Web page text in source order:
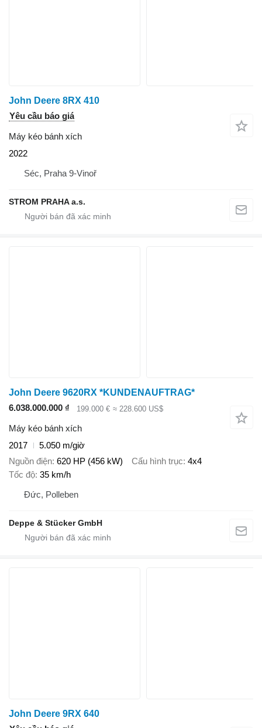
John Deere 8RX 410
Yêu cầu báo giá
Máy kéo bánh xích
2022
Séc, Praha 9-Vinoř
STROM PRAHA a.s.
John Deere 9620RX *KUNDENAUFTRAG*
6.038.000.000 ₫
199.000 € ≈ 228.600 US$
Máy kéo bánh xích
2017
5.050 m/giờ
Nguồn điện 620 HP (456 kW) Cấu hình trục 4x4
Tốc độ 35 km/h
Đức, Polleben
Deppe & Stücker GmbH
John Deere 9RX 640